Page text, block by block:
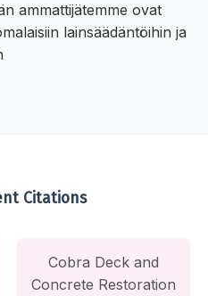
ammattijätemme ovat
lainsäädäntöihin ja
Citations
Cobra Deck and
Concrete Restoration